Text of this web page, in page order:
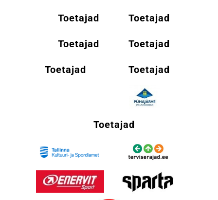
Toetajad Toetajad
Toetajad Toetajad
Toetajad Toetajad
Toetajad